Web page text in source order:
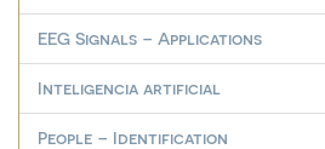
EEG Signals – Applications
Inteligencia artificial
People – Identification